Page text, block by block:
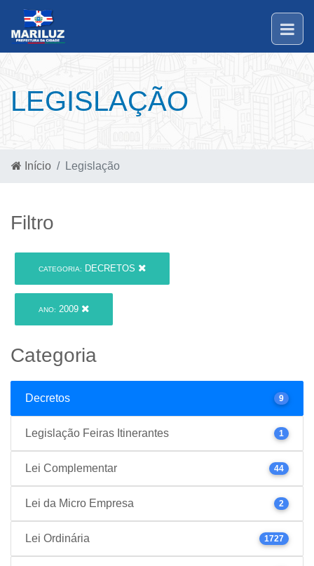
LEGISLAÇÃO
Início Legislação
Filtro
CATEGORIA: DECRETOS
ANO: 2009
Categoria
Decretos 9
Legislação Feiras Itinerantes 1
Lei Complementar 44
Lei da Micro Empresa 2
Lei Ordinária 1727